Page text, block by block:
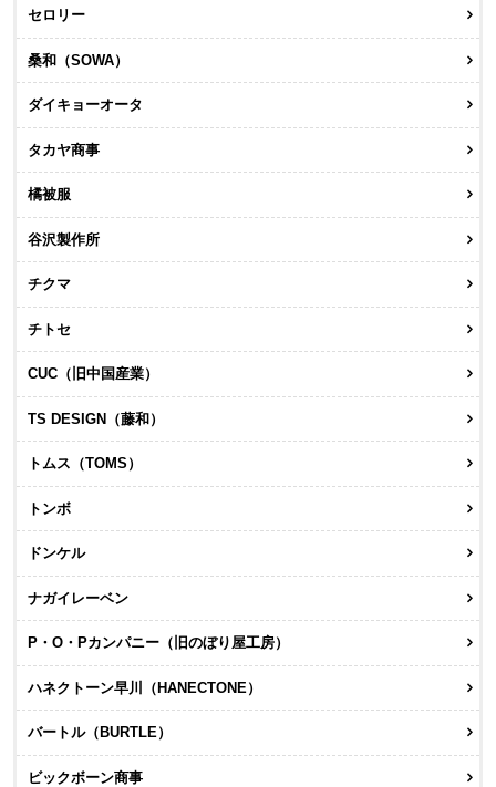
セロリー
桑和（SOWA）
ダイキョーオータ
タカヤ商事
橘被服
谷沢製作所
チクマ
チトセ
CUC（旧中国産業）
TS DESIGN（藤和）
トムス（TOMS）
トンボ
ドンケル
ナガイレーベン
P・O・Pカンパニー（旧のぼり屋工房）
ハネクトーン早川（HANECTONE）
バートル（BURTLE）
ビックボーン商事